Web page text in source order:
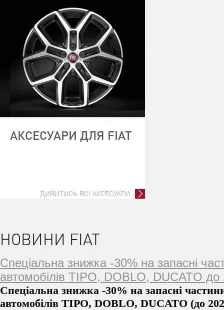
АКСЕСУАРИ ДЛЯ FIAT
ДИВИТИСЬ ВСІ АКСЕСУАРИ
НОВИНИ FIAT
Спеціальна знижка -30% на запасні
автомобілів TIPO, DOBLO, DUCATO до
Спеціальна знижка -30% на запасні
автомобілів TIPO, DOBLO, DUCATO (до